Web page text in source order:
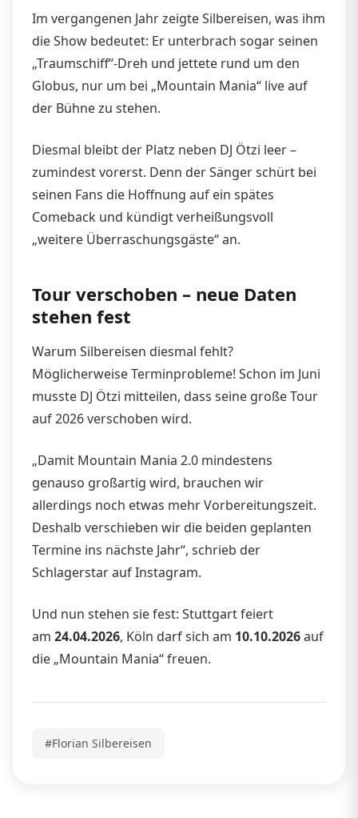
Im vergangenen Jahr zeigte Silbereisen, was ihm
die Show bedeutet: Er unterbrach sogar seinen
„Traumschiff“-Dreh und jettete rund um den
Globus, nur um bei „Mountain Mania“ live auf
der Bühne zu stehen.
Diesmal bleibt der Platz neben DJ Ötzi leer –
zumindest vorerst. Denn der Sänger schürt bei
seinen Fans die Hoffnung auf ein spätes
Comeback und kündigt verheißungsvoll
„weitere Überraschungsgäste“ an.
Tour verschoben – neue Daten
stehen fest
Warum Silbereisen diesmal fehlt?
Möglicherweise Terminprobleme! Schon im Juni
musste DJ Ötzi mitteilen, dass seine große Tour
auf 2026 verschoben wird.
„Damit Mountain Mania 2.0 mindestens
genauso großartig wird, brauchen wir
allerdings noch etwas mehr Vorbereitungszeit.
Deshalb verschieben wir die beiden geplanten
Termine ins nächste Jahr“, schrieb der
Schlagerstar auf Instagram.
Und nun stehen sie fest: Stuttgart feiert
am 24.04.2026, Köln darf sich am 10.10.2026auf
die „Mountain Mania“ freuen.
#Florian Silbereisen